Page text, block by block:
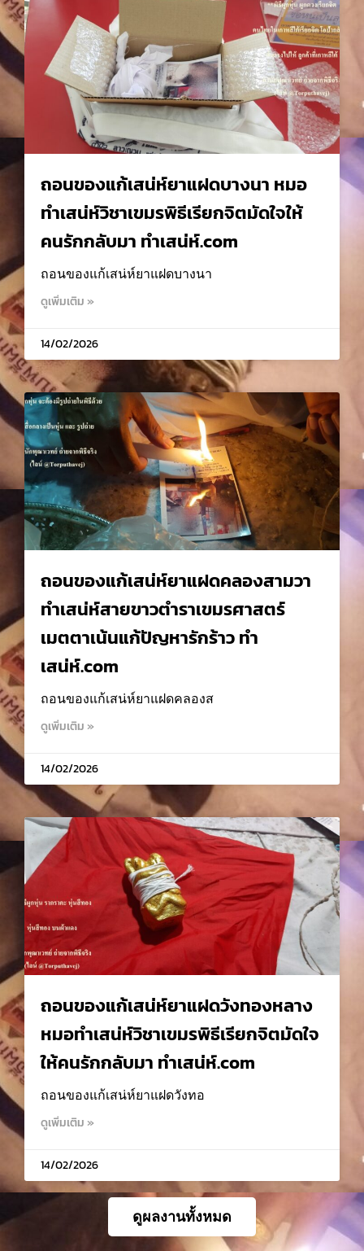
ถอนของแก้เสน่ห์ยาแฝดบางนา หมอ
ทำเสน่ห์วิชาเขมรพิธีเรียกจิตมัดใจให้
คนรักกลับมา ทำเสน่ห์.com
ถอนของแก้เสน่ห์ยาแฝดบางนา
ดูเพิ่มเติม »
14/02/2026
ถอนของแก้เสน่ห์ยาแฝดคลองสามวา
ทำเสน่ห์สายขาวตำราเขมรศาสตร์
เมตตาเน้นแก้ปัญหารักร้าว ทำ
เสน่ห์.com
ถอนของแก้เสน่ห์ยาแฝดคลองส
ดูเพิ่มเติม »
14/02/2026
ถอนของแก้เสน่ห์ยาแฝดวังทองหลาง
หมอทำเสน่ห์วิชาเขมรพิธีเรียกจิตมัดใจ
ให้คนรักกลับมา ทำเสน่ห์.com
ถอนของแก้เสน่ห์ยาแฝดวังทอ
ดูเพิ่มเติม »
14/02/2026
ดูผลงานทั้งหมด